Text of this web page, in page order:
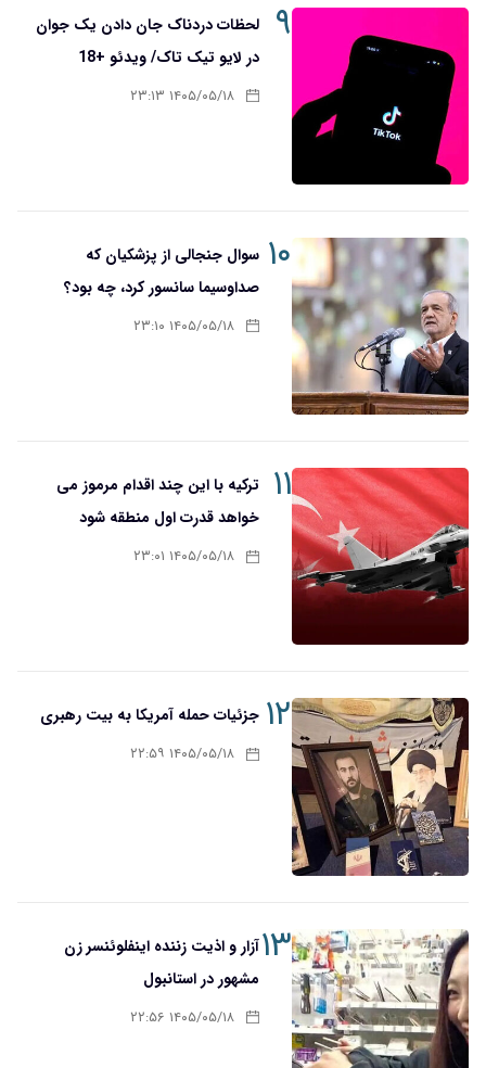
۹
لحظات دردناک جان دادن یک جوان
در لایو تیک تاک/ ویدئو +18
۱۴۰۵/۰۵/۱۸ ۲۳:۱۳
۱۰ سوال جنجالی از پزشکیان که
صدا‌و‌سیما سانسور کرد، چه بود؟
۱۴۰۵/۰۵/۱۸ ۲۳:۱۰
۱۱
ترکیه با این چند اقدام مرموز می
خواهد قدرت اول منطقه شود
۱۴۰۵/۰۵/۱۸ ۲۳:۰۱
۱۲ جزئیات حمله آمریکا به بیت رهبری
۱۴۰۵/۰۵/۱۸ ۲۲:۵۹
۱۳آزار و اذیت زننده اینفلوئنسر زن
مشهور در استانبول
۱۴۰۵/۰۵/۱۸ ۲۲:۵۶